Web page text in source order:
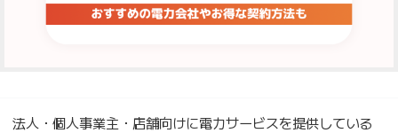
法人・個人事業主・店舗向けに電力サービスを提供している